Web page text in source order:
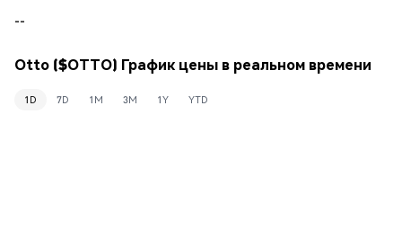
--
Otto ($OTTO) График цены в реальном времени
1D 7D 1M 3M 1Y YTD